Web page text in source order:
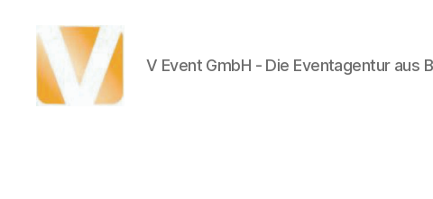
V Event GmbH - Die Eventagentur aus